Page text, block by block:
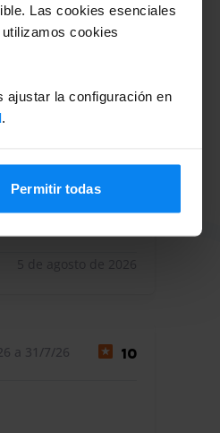
Las cookies esenciales
cookies
ajustar la configuración en
.
Permitir todas
5 de agosto de 2026
a 31/7/26 10